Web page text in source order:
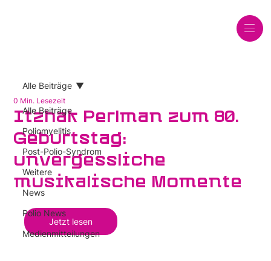
Alle Beiträge
Poliomyelitis
Post-Polio-Syndrom
Weitere
News
Polio News
Medienmitteilungen
Alle Beiträge
Itzhak Perlman zum 80.
Geburtstag:
unvergessliche
musikalische Momente
0 Min. Lesezeit
Jetzt lesen